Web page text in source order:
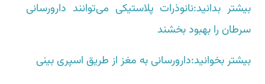
بیشتر بدانید:نانوذرات پلاستیکی می‌توانند دارورسانی
سرطان را بهبود بخشند
بیشتر بخوانید:دارورسانی به مغز از طریق اسپری بینی